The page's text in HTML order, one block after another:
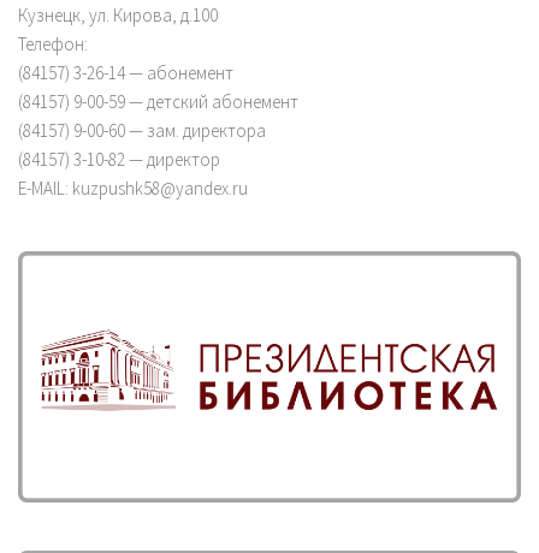
Кузнецк, ул. Кирова, д.100
Телефон:
(84157) 3-26-14 — абонемент
(84157) 9-00-59 — детский абонемент
(84157) 9-00-60 — зам. директора
(84157) 3-10-82 — директор
E-MAIL: kuzpushk58@yandex.ru